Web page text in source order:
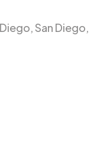
San Diego,